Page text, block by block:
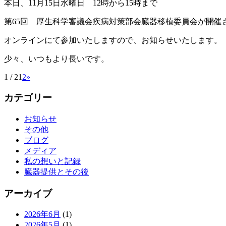
本日、11月15日水曜日 12時から15時まで
第65回 厚生科学審議会疾病対策部会臓器移植委員会が開催
オンラインにて参加いたしますので、お知らせいたします。
少々、いつもより長いです。
1 / 21 2»
カテゴリー
お知らせ
その他
ブログ
メディア
私の想いと記録
臓器提供とその後
アーカイブ
2026年6月 (1)